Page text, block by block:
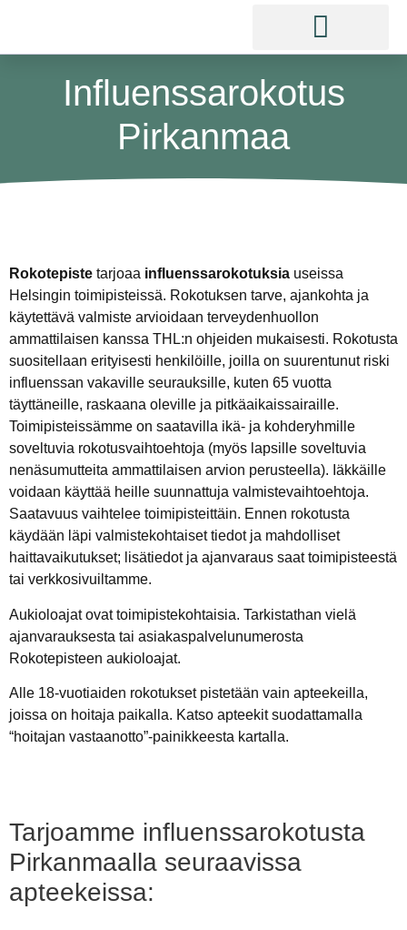
Influenssarokotus
Pirkanmaa
Rokotepiste tarjoaa influenssarokotuksia useissa
Helsingin toimipisteissä. Rokotuksen tarve, ajankohta ja
käytettävä valmiste arvioidaan terveydenhuollon
ammattilaisen kanssa THL:n ohjeiden mukaisesti. Rokotusta
suositellaan erityisesti henkilöille, joilla on suurentunut riski
influenssan vakaville seurauksille, kuten 65 vuotta
täyttäneille, raskaana oleville ja pitkäaikaissairaille.
Toimipisteissämme on saatavilla ikä- ja kohderyhmille
soveltuvia rokotusvaihtoehtoja (myös lapsille soveltuvia
nenäsumutteita ammattilaisen arvion perusteella). Iäkkäille
voidaan käyttää heille suunnattuja valmistevaihtoehtoja.
Saatavuus vaihtelee toimipisteittäin. Ennen rokotusta
käydään läpi valmistekohtaiset tiedot ja mahdolliset
haittavaikutukset; lisätiedot ja ajanvaraus saat toimipisteestä
tai verkkosivuiltamme.
Aukioloajat ovat toimipistekohtaisia. Tarkistathan vielä
ajanvarauksesta tai asiakaspalvelunumerosta
Rokotepisteen aukioloajat.
Alle 18-vuotiaiden rokotukset pistetään vain apteekeilla,
joissa on hoitaja paikalla. Katso apteekit suodattamalla
“hoitajan vastaanotto”-painikkeesta kartalla.
Tarjoamme influenssarokotusta
Pirkanmaalla seuraavissa
apteekeissa: